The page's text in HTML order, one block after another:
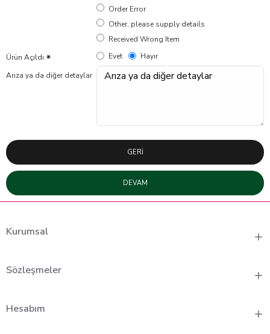
Order Error
Other, please supply details
Received Wrong Item
Ürün Açıldı
Evet Hayır
Arıza ya da diğer detaylar
GERI
DEVAM
Kurumsal
Sözleşmeler
Hesabım